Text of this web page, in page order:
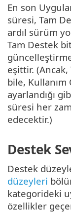
En son
süresi, Tam
ardıl sürüm
Tam Destek
eşittir.
bile, Kullanım
ayarlandığı
süresi her
edecektir.)
Destek
Destek
düzeyleri
kategorideki
özellikler